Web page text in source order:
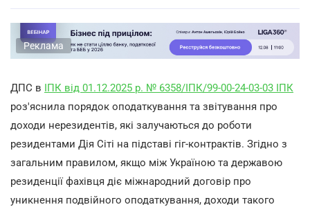
Реклама
ДПС в ІПК від 01.12.2025 р. № 6358/ІПК/99-00-24-03-03 ІПК
роз'яснила порядок оподаткування та звітування про
доходи нерезидентів, які залучаються до роботи
резидентами Дія Сіті на підставі гіг-контрактів. Згідно з
загальним правилом, якщо між Україною та державою
резиденції фахівця діє міжнародний договір про
уникнення подвійного оподаткування, доходи такого